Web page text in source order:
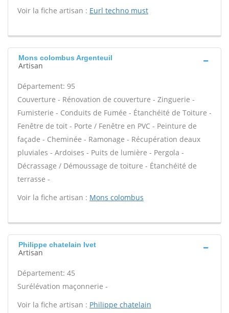
Voir la fiche artisan : Eurl techno must
Mons colombus Argenteuil
Artisan
Département: 95
Couverture - Rénovation de couverture - Zinguerie -
Fumisterie - Conduits de Fumée - Étanchéité de Toiture -
Fenêtre de toit - Porte / Fenêtre en PVC - Peinture de
façade - Cheminée - Ramonage - Récupération deaux
pluviales - Ardoises - Puits de lumière - Pergola -
Décrassage / Démoussage de toiture - Étanchéité de
terrasse -
Voir la fiche artisan : Mons colombus
Philippe chatelain Ivet
Artisan
Département: 45
Surélévation maçonnerie -
Voir la fiche artisan : Philippe chatelain